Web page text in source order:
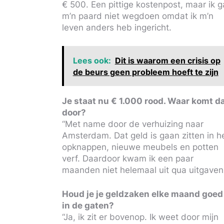
€ 500. Een pittige kostenpost, maar ik
m’n paard niet wegdoen omdat ik m’n
leven anders heb ingericht.
Lees ook: Dit is waarom een crisis op
de beurs geen probleem hoeft te zijn
Je staat nu € 1.000 rood. Waar komt
door?
“Met name door de verhuizing naar
Amsterdam. Dat geld is gaan zitten in
opknappen, nieuwe meubels en potten
verf. Daardoor kwam ik een paar
maanden niet helemaal uit qua
Houd je je geldzaken elke maand goed
in de gaten?
“Ja, ik zit er bovenop. Ik weet door mijn